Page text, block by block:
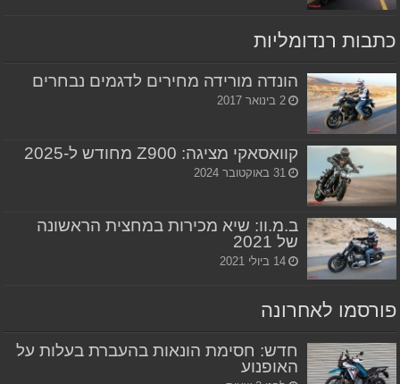
כתבות רנדומליות
הונדה מורידה מחירים לדגמים נבחרים
2 בינואר 2017
קוואסאקי מציגה: Z900 מחודש ל-2025
31 באוקטובר 2024
ב.מ.וו: שיא מכירות במחצית הראשונה
של 2021
14 ביולי 2021
פורסמו לאחרונה
חדש: חסימת הונאות בהעברת בעלות על
האופנוע